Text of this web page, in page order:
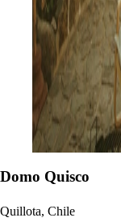
Domo Quisco
Quillota, Chile